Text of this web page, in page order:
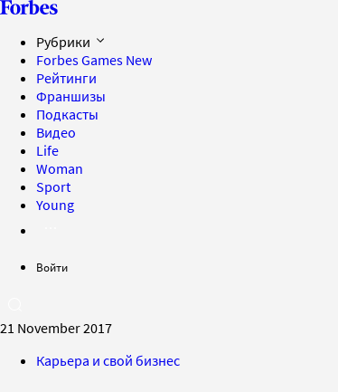
Рубрики
Forbes Games New
Рейтинги
Франшизы
Подкасты
Видео
Life
Woman
Sport
Young
Войти
21 November 2017
Карьера и свой бизнес